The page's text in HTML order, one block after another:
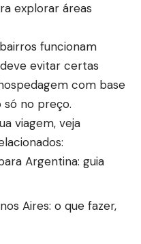
explorar áreas
funcionam
evitar certas
com base
só no preço.
viagem, veja
Argentina: guia
Aires: o que fazer,